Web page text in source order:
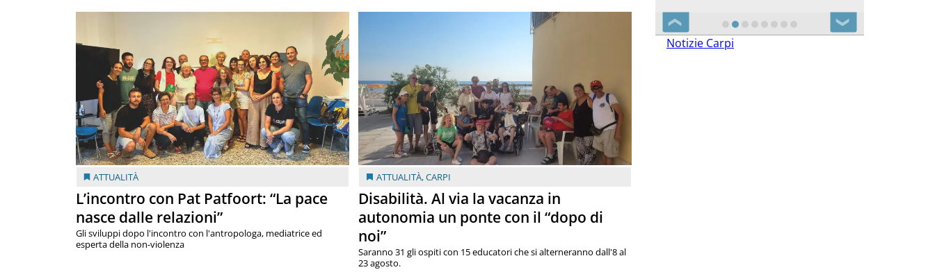
ATTUALITÀ
L’incontro con Pat Patfoort: “La pace
nasce dalle relazioni”
Gli sviluppi dopo l'incontro con l'antropologa, mediatrice ed
esperta della non-violenza
ATTUALITÀ,CARPI
Disabilità. Al via la vacanza in
autonomia un ponte con il “dopo di
noi”
Saranno 31 gli ospiti con 15 educatori che si alterneranno dall'8 al
23 agosto.
❮ ❯
Notizie Carpi